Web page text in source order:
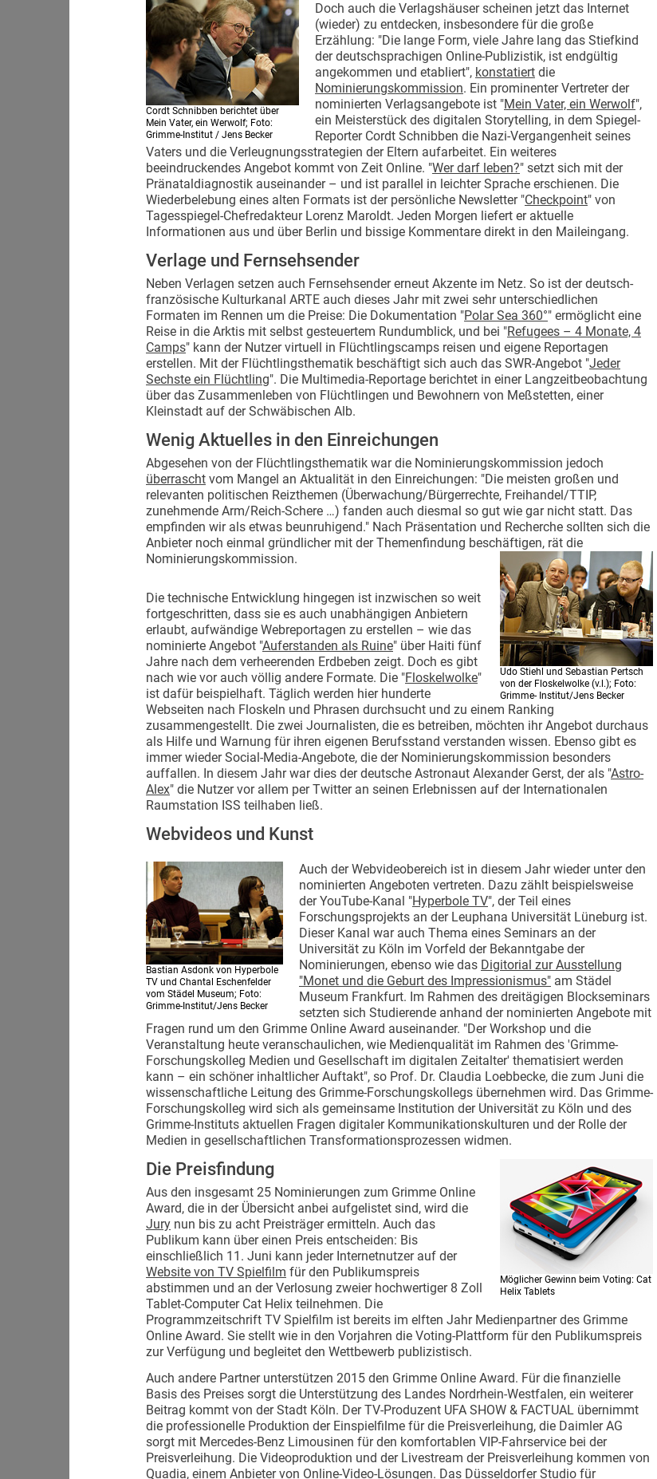
Cordt Schnibben berichtet über
Mein Vater, ein Werwolf; Foto:
Grimme-Institut / Jens Becker
Doch auch die Verlagshäuser scheinen jetzt das Internet
(wieder) zu entdecken, insbesondere für die große
Erzählung: "Die lange Form, viele Jahre lang das Stiefkind
der deutschsprachigen Online-Publizistik, ist endgültig
angekommen und etabliert", konstatiert die
Nominierungskommission. Ein prominenter Vertreter der
nominierten Verlagsangebote ist "Mein Vater, ein Werwolf",
ein Meisterstück des digitalen Storytelling, in dem Spiegel-
Reporter Cordt Schnibben die Nazi-Vergangenheit seines
Vaters und die Verleugnungsstrategien der Eltern aufarbeitet. Ein weiteres
beeindruckendes Angebot kommt von Zeit Online. "Wer darf leben?" setzt sich mit der
Pränataldiagnostik auseinander – und ist parallel in leichter Sprache erschienen. Die
Wiederbelebung eines alten Formats ist der persönliche Newsletter "Checkpoint" von
Tagesspiegel-Chefredakteur Lorenz Maroldt. Jeden Morgen liefert er aktuelle
Informationen aus und über Berlin und bissige Kommentare direkt in den Maileingang.
Verlage und Fernsehsender
Neben Verlagen setzen auch Fernsehsender erneut Akzente im Netz. So ist der deutsch-
französische Kulturkanal ARTE auch dieses Jahr mit zwei sehr unterschiedlichen
Formaten im Rennen um die Preise: Die Dokumentation "Polar Sea 360°" ermöglicht eine
Reise in die Arktis mit selbst gesteuertem Rundumblick, und bei "Refugees – 4 Monate, 4
Camps" kann der Nutzer virtuell in Flüchtlingscamps reisen und eigene Reportagen
erstellen. Mit der Flüchtlingsthematik beschäftigt sich auch das SWR-Angebot "Jeder
Sechste ein Flüchtling". Die Multimedia-Reportage berichtet in einer Langzeitbeobachtung
über das Zusammenleben von Flüchtlingen und Bewohnern von Meßstetten, einer
Kleinstadt auf der Schwäbischen Alb.
Wenig Aktuelles in den Einreichungen
Abgesehen von der Flüchtlingsthematik war die Nominierungskommission jedoch
überrascht vom Mangel an Aktualität in den Einreichungen: "Die meisten großen und
relevanten politischen Reizthemen (Überwachung/Bürgerrechte, Freihandel/TTIP,
zunehmende Arm/Reich-Schere …) fanden auch diesmal so gut wie gar nicht statt. Das
empfinden wir als etwas beunruhigend." Nach Präsentation und Recherche sollten sich die
Anbieter noch einmal gründlicher mit der Themenfindung beschäftigen, rät die
Nominierungskommission.
Udo Stiehl und Sebastian Pertsch
von der Floskelwolke (v.l.); Foto:
Grimme- Institut/Jens Becker
Die technische Entwicklung hingegen ist inzwischen so weit
fortgeschritten, dass sie es auch unabhängigen Anbietern
erlaubt, aufwändige Webreportagen zu erstellen – wie das
nominierte Angebot "Auferstanden als Ruine" über Haiti fünf
Jahre nach dem verheerenden Erdbeben zeigt. Doch es gibt
nach wie vor auch völlig andere Formate. Die "Floskelwolke"
ist dafür beispielhaft. Täglich werden hier hunderte
Webseiten nach Floskeln und Phrasen durchsucht und zu einem Ranking
zusammengestellt. Die zwei Journalisten, die es betreiben, möchten ihr Angebot durchaus
als Hilfe und Warnung für ihren eigenen Berufsstand verstanden wissen. Ebenso gibt es
immer wieder Social-Media-Angebote, die der Nominierungskommission besonders
auffallen. In diesem Jahr war dies der deutsche Astronaut Alexander Gerst, der als "Astro-
Alex" die Nutzer vor allem per Twitter an seinen Erlebnissen auf der Internationalen
Raumstation ISS teilhaben ließ.
Webvideos und Kunst
Bastian Asdonk von Hyperbole
TV und Chantal Eschenfelder
vom Städel Museum; Foto:
Grimme-Institut/Jens Becker
Auch der Webvideobereich ist in diesem Jahr wieder unter den
nominierten Angeboten vertreten. Dazu zählt beispielsweise
der YouTube-Kanal "Hyperbole TV", der Teil eines
Forschungsprojekts an der Leuphana Universität Lüneburg ist.
Dieser Kanal war auch Thema eines Seminars an der
Universität zu Köln im Vorfeld der Bekanntgabe der
Nominierungen, ebenso wie das Digitorial zur Ausstellung
"Monet und die Geburt des Impressionismus" am Städel
Museum Frankfurt. Im Rahmen des dreitägigen Blockseminars
setzten sich Studierende anhand der nominierten Angebote mit
Fragen rund um den Grimme Online Award auseinander. "Der Workshop und die
Veranstaltung heute veranschaulichen, wie Medienqualität im Rahmen des 'Grimme-
Forschungskolleg Medien und Gesellschaft im digitalen Zeitalter' thematisiert werden
kann – ein schöner inhaltlicher Auftakt", so Prof. Dr. Claudia Loebbecke, die zum Juni die
wissenschaftliche Leitung des Grimme-Forschungskollegs übernehmen wird. Das Grimme-
Forschungskolleg wird sich als gemeinsame Institution der Universität zu Köln und des
Grimme-Instituts aktuellen Fragen digitaler Kommunikationskulturen und der Rolle der
Medien in gesellschaftlichen Transformationsprozessen widmen.
Die Preisfindung
Möglicher Gewinn beim Voting: Cat
Helix Tablets
Aus den insgesamt 25 Nominierungen zum Grimme Online
Award, die in der Übersicht anbei aufgelistet sind, wird die
Jury nun bis zu acht Preisträger ermitteln. Auch das
Publikum kann über einen Preis entscheiden: Bis
einschließlich 11. Juni kann jeder Internetnutzer auf der
Website von TV Spielfilm für den Publikumspreis
abstimmen und an der Verlosung zweier hochwertiger 8 Zoll
Tablet-Computer Cat Helix teilnehmen. Die
Programmzeitschrift TV Spielfilm ist bereits im elften Jahr Medienpartner des Grimme
Online Award. Sie stellt wie in den Vorjahren die Voting-Plattform für den Publikumspreis
zur Verfügung und begleitet den Wettbewerb publizistisch.
Auch andere Partner unterstützen 2015 den Grimme Online Award. Für die finanzielle
Basis des Preises sorgt die Unterstützung des Landes Nordrhein-Westfalen, ein weiterer
Beitrag kommt von der Stadt Köln. Der TV-Produzent UFA SHOW & FACTUAL übernimmt
die professionelle Produktion der Einspielfilme für die Preisverleihung, die Daimler AG
sorgt mit Mercedes-Benz Limousinen für den komfortablen VIP-Fahrservice bei der
Preisverleihung. Die Videoproduktion und der Livestream der Preisverleihung kommen von
Quadia, einem Anbieter von Online-Video-Lösungen. Das Düsseldorfer Studio für